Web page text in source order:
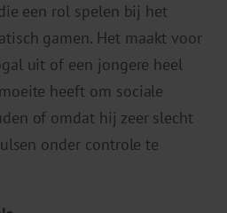
een rol spelen bij het
gamen. Het maakt voor
uit of een jongere heel
heeft om sociale
of omdat hij zeer slecht
onder controle te